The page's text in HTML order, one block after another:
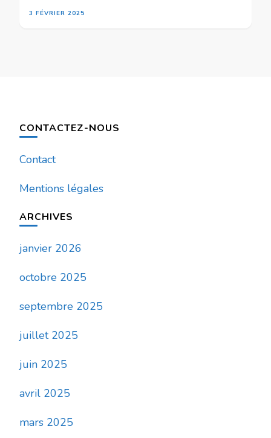
3 FÉVRIER 2025
CONTACTEZ-NOUS
Contact
Mentions légales
ARCHIVES
janvier 2026
octobre 2025
septembre 2025
juillet 2025
juin 2025
avril 2025
mars 2025